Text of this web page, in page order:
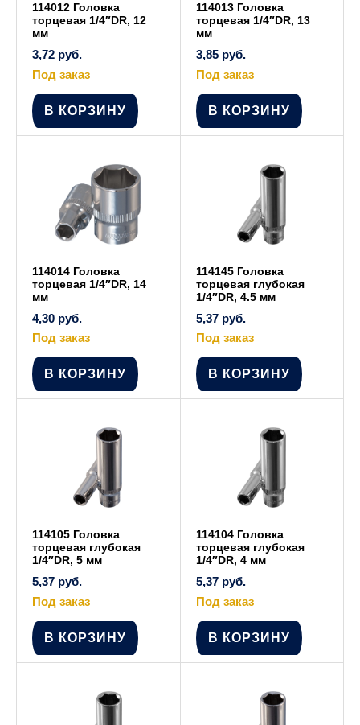
114012 Головка
торцевая 1/4″DR, 12
мм
3,72 руб.
Под заказ
В КОРЗИНУ
114013 Головка
торцевая 1/4″DR, 13
мм
3,85 руб.
Под заказ
В КОРЗИНУ
114014 Головка
торцевая 1/4″DR, 14
мм
4,30 руб.
Под заказ
В КОРЗИНУ
114145 Головка
торцевая глубокая
1/4″DR, 4.5 мм
5,37 руб.
Под заказ
В КОРЗИНУ
114105 Головка
торцевая глубокая
1/4″DR, 5 мм
5,37 руб.
Под заказ
В КОРЗИНУ
114104 Головка
торцевая глубокая
1/4″DR, 4 мм
5,37 руб.
Под заказ
В КОРЗИНУ